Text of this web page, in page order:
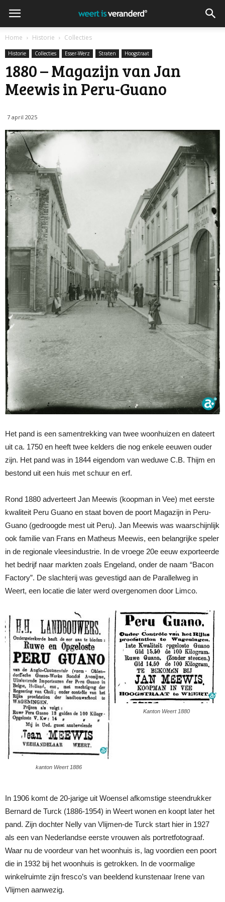
Home Historie Collecties
Historie Collecties Esser-Werz Straten Hoogstraat
1880 – Magazijn van Jan
Meewis in Peru-Guano
7 april 2025
Het pand is een samentrekking van twee woonhuizen en dateert
uit ca. 1750 en heeft twee kelders die nog enkele eeuwen ouder
zijn. Het pand was in 1844 eigendom van weduwe C.B. Thijm en
bestond uit een huis met schuur en erf.
Rond 1880 adverteert Jan Meewis (koopman in Vee) met eerste
kwaliteit Peru Guano en staat boven de poort Magazijn in Peru-
Guano (gedroogde mest uit Peru). Jan Meewis was waarschijnlijk
ook familie van Frans en Matheus Meewis, een belangrijke speler
in de regionale vleesindustrie. In de vroege 20e eeuw exporteerde
het bedrijf naar markten zoals Engeland, onder de naam “Bacon
Factory”. De slachterij was gevestigd aan de Parallelweg in
Weert, een locatie die later werd overgenomen door Limco.
kanton Weert 1886
Kanton Weert 1880
In 1906 komt de 20-jarige uit Woensel afkomstige steendrukker
Bernard de Turck (1886-1954) in Weert wonen en koopt later het
pand. Zijn dochter Nelly van Vlijmen-de Turck start hier in 1927
als een van Nederlandse eerste vrouwen als portretfotograaf.
Waar nu de voordeur van het woonhuis is, lag voordien een poort
die in 1932 bij het woonhuis is getrokken. In de voormalige
winkelruimte zijn fresco’s van beeldend kunstenaar Irene van
Vlijmen aanwezig.